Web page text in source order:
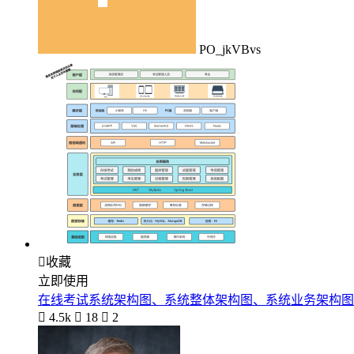
PO_jkVBvs
收藏
立即使用
在线考试系统架构图、系统整体架构图、系统业务架构
 4.5k  18  2